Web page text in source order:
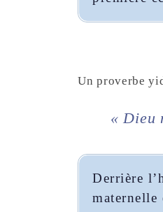
Un proverbe
« Dieu
Derrière
maternelle